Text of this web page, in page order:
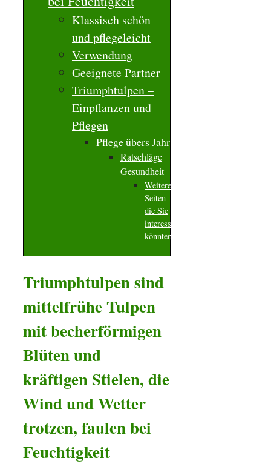
Klassisch schön
und pflegeleicht
Verwendung
Geeignete Partner
Triumphtulpen –
Einpflanzen und
Pflegen
Pflege übers Jahr
Ratschläge
Gesundheit
Weitere
Seiten
die Sie
interessieren
könnten
Triumphtulpen sind
mittelfrühe Tulpen
mit becherförmigen
Blüten und
kräftigen Stielen, die
Wind und Wetter
trotzen, faulen bei
Feuchtigkeit